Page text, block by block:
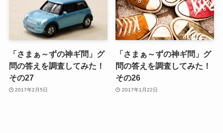
「さまぁ～ずの神ギ問」グ
問の答えを調査してみた！
その27
2017年2月5日
「さまぁ～ずの神ギ問」グ
問の答えを調査してみた！
その26
2017年1月22日